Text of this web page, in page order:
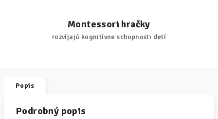
Montessori hračky
rozvíjajú kognitívne schopnosti detí
Popis
Podrobný popis